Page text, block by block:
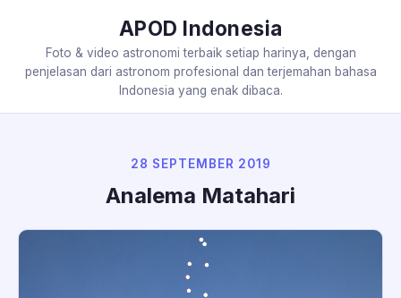
APOD Indonesia
Foto & video astronomi terbaik setiap harinya, dengan
penjelasan dari astronom profesional dan terjemahan bahasa
Indonesia yang enak dibaca.
28 SEPTEMBER 2019
Analema Matahari